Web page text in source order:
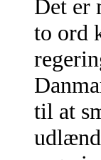
Det er
to ord
til at